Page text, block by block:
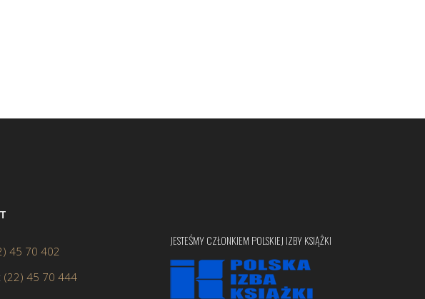
45 70 402
(22) 45 70 444
JESTEŚMY CZŁONKIEM POLSKIEJ IZBY KSIĄŻKI